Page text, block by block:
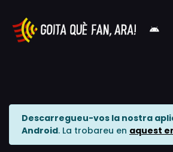
Descarregueu-vos la nostra
Android. La trobareu en aquest